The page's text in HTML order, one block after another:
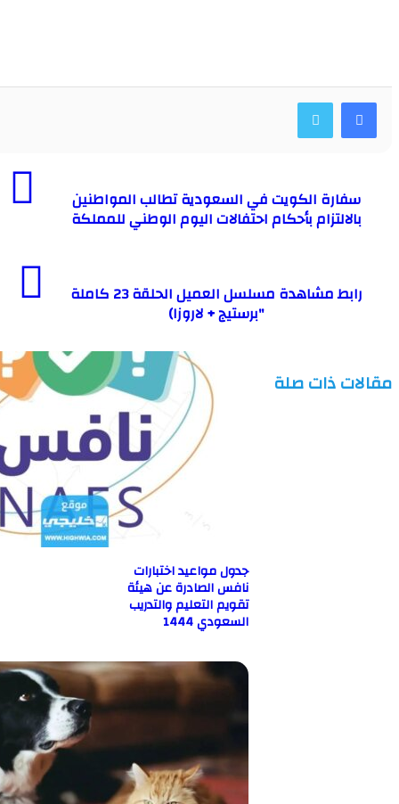
الكويت في السعودية تطالب المواطنين
بأحكام احتفالات اليوم الوطني للمملكة
رابط مشاهدة مسلسل العميل الحلقة 23 كاملة
"برستيج + لاروزا)
ذات صلة
جدول مواعيد اختبارات
نافس الصادرة عن هيئة
تقويم التعليم والتدريب
السعودي 1444